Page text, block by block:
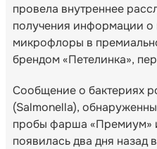
провела внутреннее
получения информации о
микрофлоры в
брендом «Петелинка»,
Сообщение о бактериях
(Salmonella),
пробы фарша «Премиум»
появилась два дня назад